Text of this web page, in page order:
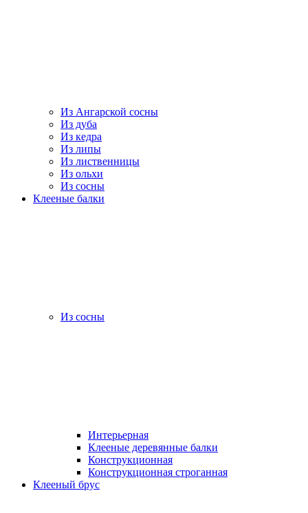
Из Ангарской сосны
Из дуба
Из кедра
Из липы
Из лиственницы
Из ольхи
Из сосны
Клееные балки
Из сосны
Интерьерная
Клееные деревянные балки
Конструкционная
Конструкционная строганная
Клееный брус